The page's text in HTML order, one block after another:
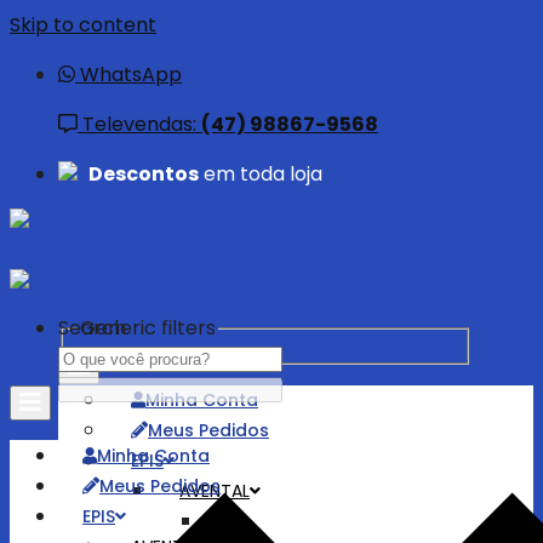
Skip to content
WhatsApp
Televendas: (47) 98867-9568
Descontosem toda loja
Minha Conta
Meus Pedidos
EPIS
AVENTAL
Search
Generic filters
Minha Conta
Meus Pedidos
EPIS